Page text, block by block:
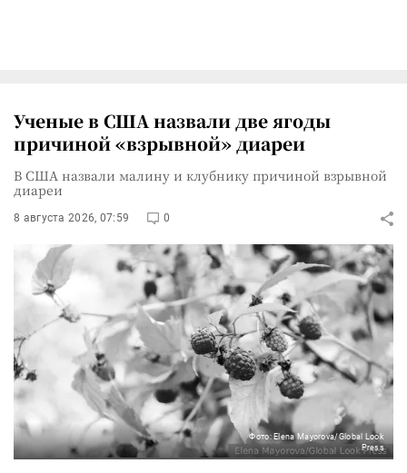
Ученые в США назвали две ягоды
причиной «взрывной» диареи
В США назвали малину и клубнику причиной взрывной
диареи
8 августа 2026, 07:59 0
Фото: Elena Mayorova/Global Look
Press